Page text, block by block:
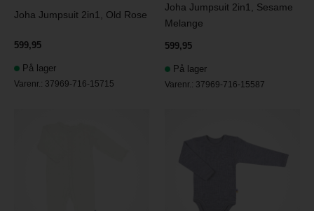
Joha Jumpsuit 2in1, Old Rose
599,95
På lager
Varenr.: 37969-716-15715
Joha Jumpsuit 2in1, Sesame
Melange
599,95
På lager
Varenr.: 37969-716-15587